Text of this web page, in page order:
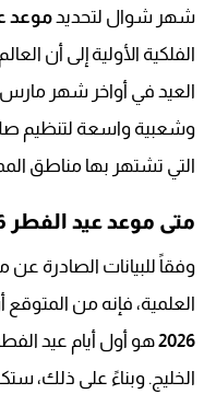
شهر شوال لتحديد موعد
الفلكية الأولية إلى أن
العيد في أواخر شهر
وشعبية واسعة لتنظيم
التي تشتهر بها مناطق
متى موعد عيد الفطر 2026 في السعودية فلكياً؟
وفقاً للبيانات الصادرة عن
العلمية، فإنه من
2026هو أول أيام عيد